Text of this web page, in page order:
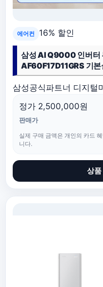
에어컨 16% 할인
삼성 AI Q9000 인버터
AF60F17D11GRS 기
삼성공식파트너 디지털
정가 2,500,000원
판매가
실제 구매 금액은 개인의 카드
니다.
상품